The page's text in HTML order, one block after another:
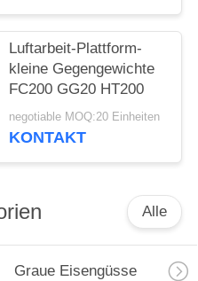
Luftarbeit-Plattform-
kleine Gegengewichte
FC200 GG20 HT200
negotiable MOQ:20 Einheiten
KONTAKT
Alle
Graue Eisengüsse